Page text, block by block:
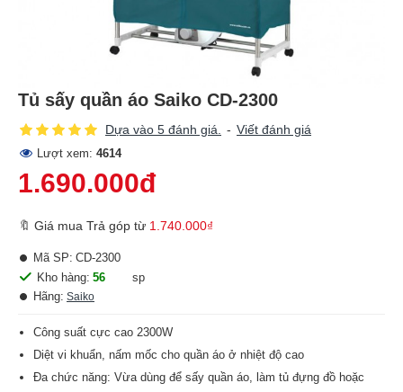
Tủ sấy quần áo Saiko CD-2300
Dựa vào 5 đánh giá. - Viết đánh giá
Lượt xem: 4614
1.690.000đ
🔖 Giá mua Trả góp từ 1.740.000₫
Kho hàng: 56
sp
Hãng: Saiko
Mã SP: CD-2300
Công suất cực cao 2300W
Diệt vi khuẩn, nấm mốc cho quần áo ở nhiệt độ cao
Đa chức năng: Vừa dùng để sấy quần áo, làm tủ đựng đồ hoặc